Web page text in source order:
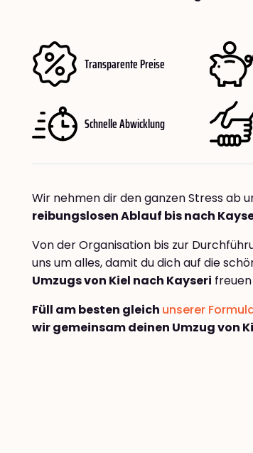
Transparente Preise
Schnelle Abwicklung
Wir nehmen dir den ganzen Stress ab
reibungslosen Ablauf bis nach
Von der Organisation bis zur
uns um alles, damit du dich auf die
Umzugs von Kiel nach Kayseri
Füll am besten gleich unserer
wir gemeinsam deinen Umzug von